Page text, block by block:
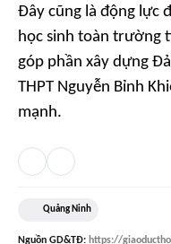
Đây cũng là động lực
học sinh toàn trường
góp phần xây dựng
THPT Nguyễn Bỉnh
mạnh.
Quảng Ninh
Nguồn GD&TĐ: https://